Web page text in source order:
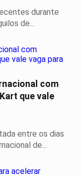
durante
de...
com
que vale
entre os dias
de...